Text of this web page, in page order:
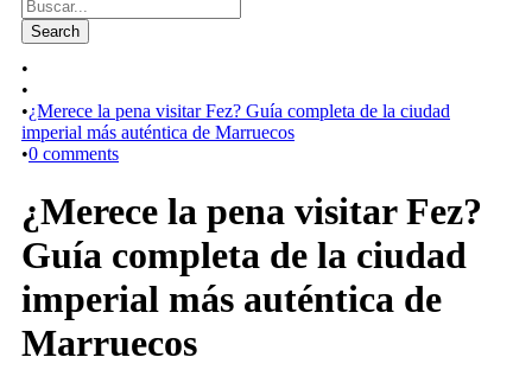
•
•
•¿Merece la pena visitar Fez? Guía completa de la ciudad
imperial más auténtica de Marruecos
•0 comments
¿Merece la pena visitar Fez?
Guía completa de la ciudad
imperial más auténtica de
Marruecos